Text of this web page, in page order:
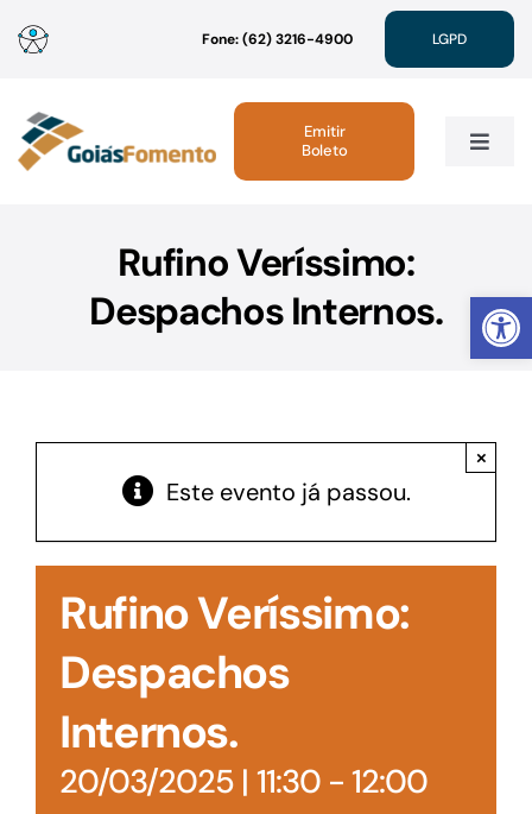
Abrir
para
conteúdo
Fone: (62) 3216-4900 LGPD
Toggle
Linhas de Crédito
Acesso à Informação
Emitir
Boleto
Rufino Veríssimo:
Despachos Internos.
Este evento já passou.
×
Rufino Veríssimo:
Despachos
Internos.
20/03/2025 | 11:30- 12:00